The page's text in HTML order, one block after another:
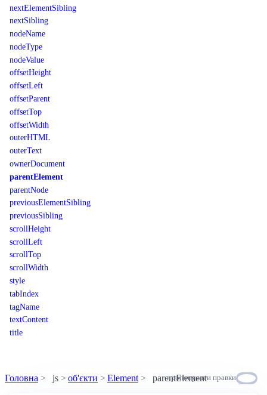
nextElementSibling
nextSibling
nodeName
nodeType
nodeValue
offsetHeight
offsetLeft
offsetParent
offsetTop
offsetWidth
outerHTML
outerText
ownerDocument
parentElement
parentNode
previousElementSibling
previousSibling
scrollHeight
scrollLeft
scrollTop
scrollWidth
style
tabIndex
tagName
textContent
title
Головна js об'єкти Element parentElement
пропонувати правки